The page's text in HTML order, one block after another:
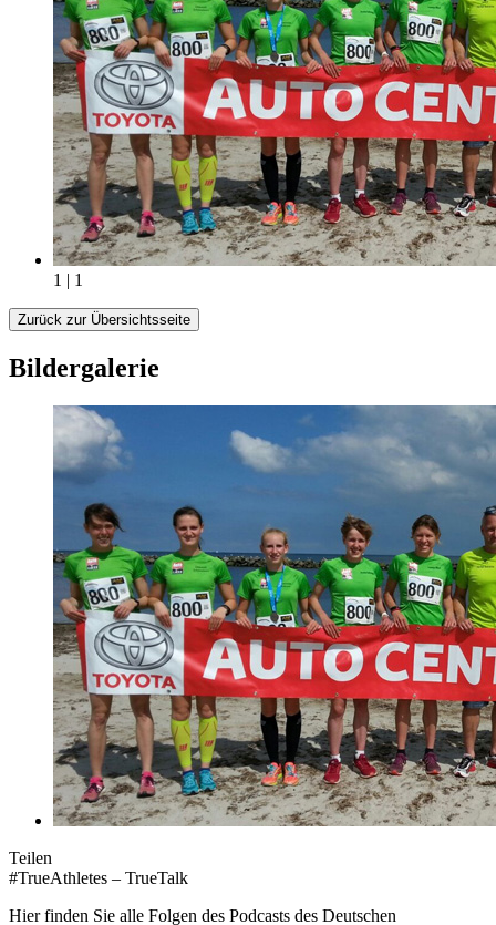
1 | 1
Zurück zur Übersichtsseite
Bildergalerie
Teilen
#TrueAthletes – TrueTalk
Hier finden Sie alle Folgen des Podcasts des Deutschen